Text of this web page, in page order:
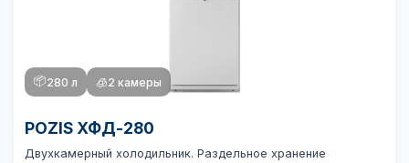
📦280 л 🧊2 камеры
POZIS ХФД-280
Двухкамерный холодильник. Раздельное хранение